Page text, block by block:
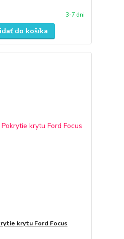
3-7 dni
do košíka
krytu Ford Focus